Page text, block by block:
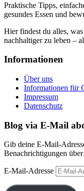
Praktische Tipps,
gesundes Essen und
Hier findest du alles,
nachhaltiger zu leben –
Informationen
Über uns
Informationen für
Impressum
Datenschutz
Blog via E-Mail
Gib deine E-Mail-
Benachrichtigungen
E-Mail-Adresse